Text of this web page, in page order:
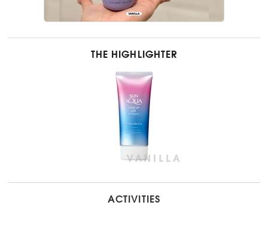
THE HIGHLIGHTER
ACTIVITIES